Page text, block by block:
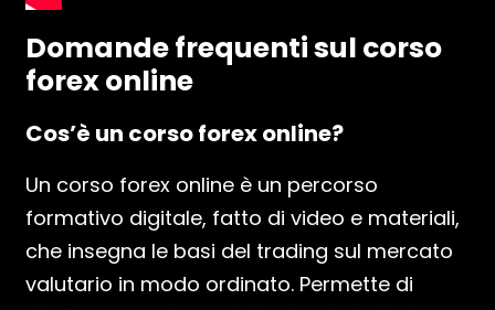
Domande frequenti sul corso
forex online
Cos’è un corso forex online?
Un corso forex online è un percorso
formativo digitale, fatto di video e materiali,
che insegna le basi del trading sul mercato
valutario in modo ordinato. Permette di